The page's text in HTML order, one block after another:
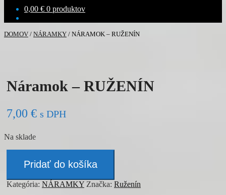
0,00 € 0 produktov
DOMOV / NÁRAMKY / NÁRAMOK – RUŽENÍN
Náramok – RUŽENÍN
7,00 € s DPH
Na sklade
Náramok
RUŽENÍN
Pridať do košíka
Kategória: NÁRAMKY Značka: Ruženín